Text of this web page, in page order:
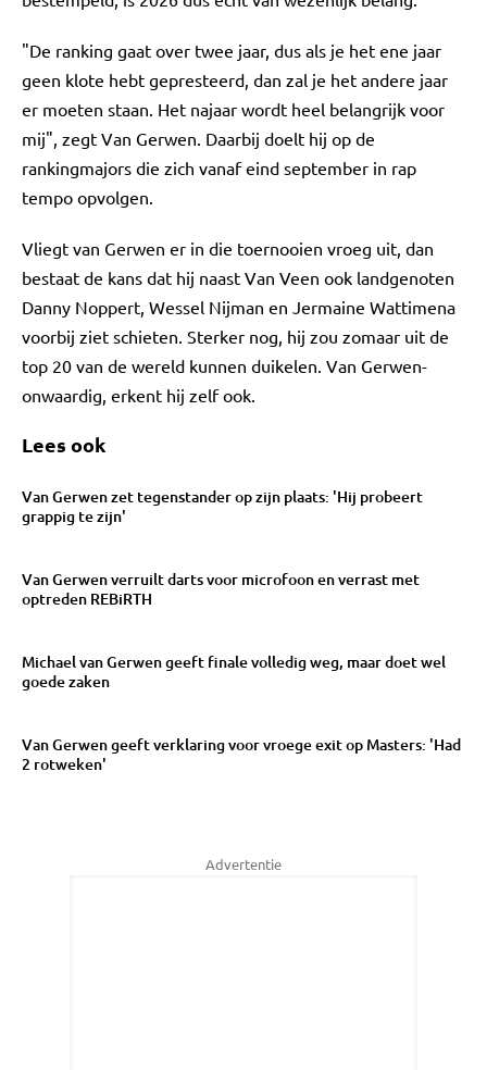
"De ranking gaat over twee jaar, dus als je het ene jaar
geen klote hebt gepresteerd, dan zal je het andere jaar
er moeten staan. Het najaar wordt heel belangrijk voor
mij", zegt Van Gerwen. Daarbij doelt hij op de
rankingmajors die zich vanaf eind september in rap
tempo opvolgen.
Vliegt van Gerwen er in die toernooien vroeg uit, dan
bestaat de kans dat hij naast Van Veen ook landgenoten
Danny Noppert, Wessel Nijman en Jermaine Wattimena
voorbij ziet schieten. Sterker nog, hij zou zomaar uit de
top 20 van de wereld kunnen duikelen. Van Gerwen-
onwaardig, erkent hij zelf ook.
Lees ook
Van Gerwen zet tegenstander op zijn plaats: 'Hij probeert
grappig te zijn'
Van Gerwen verruilt darts voor microfoon en verrast met
optreden REBiRTH
Michael van Gerwen geeft finale volledig weg, maar doet wel
goede zaken
Van Gerwen geeft verklaring voor vroege exit op Masters: 'Had
2 rotweken'
Advertentie